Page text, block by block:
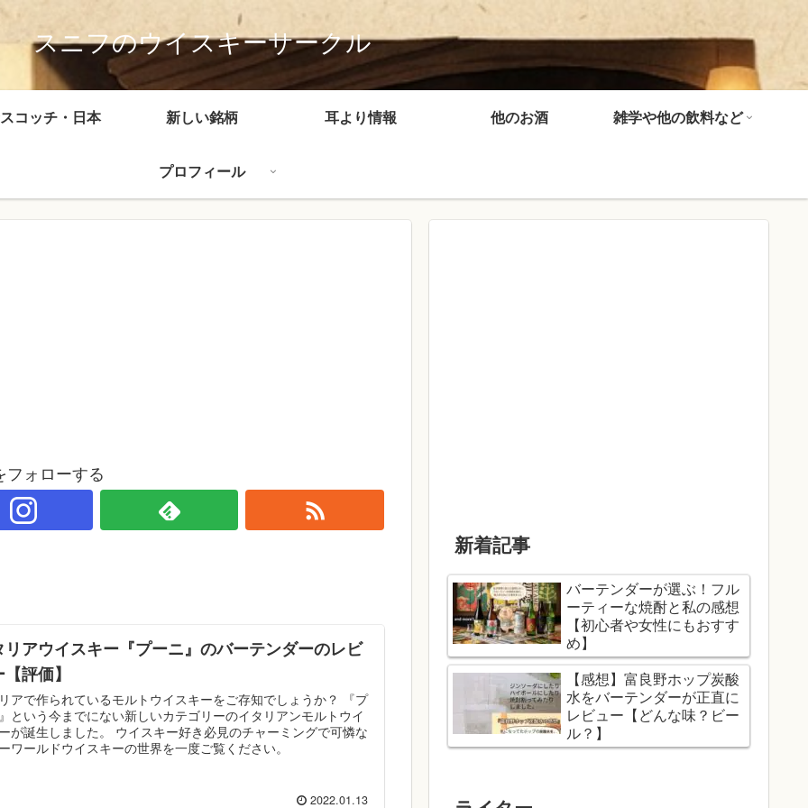
スニフのウイスキーサークル
コッチ・日本 新しい銘柄 耳より情報 他のお酒 雑学や他の飲料など
プロフィール
フォローする
リアウイスキー『プーニ』のバーテンダーのレビ
評価】
アで作られているモルトウイスキーをご存知でしょうか？ 『プ
という今までにない新しいカテゴリーのイタリアンモルトウイ
が誕生しました。 ウイスキー好き必見のチャーミングで可憐な
ワールドウイスキーの世界を一度ご覧ください。
2022.01.13
新着記事
バーテンダーが選ぶ！フル
ーティーな焼酎と私の感想
【初心者や女性にもおすす
め】
【感想】富良野ホップ炭酸
水をバーテンダーが正直に
レビュー【どんな味？ビー
ル？】